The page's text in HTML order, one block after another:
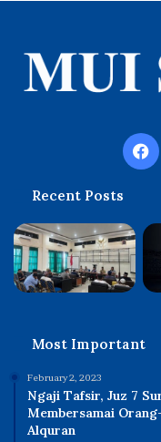
Recent Posts
Most Important
February 2, 2023
Ngaji Tafsir, Juz 7
Membersamai
Alquran